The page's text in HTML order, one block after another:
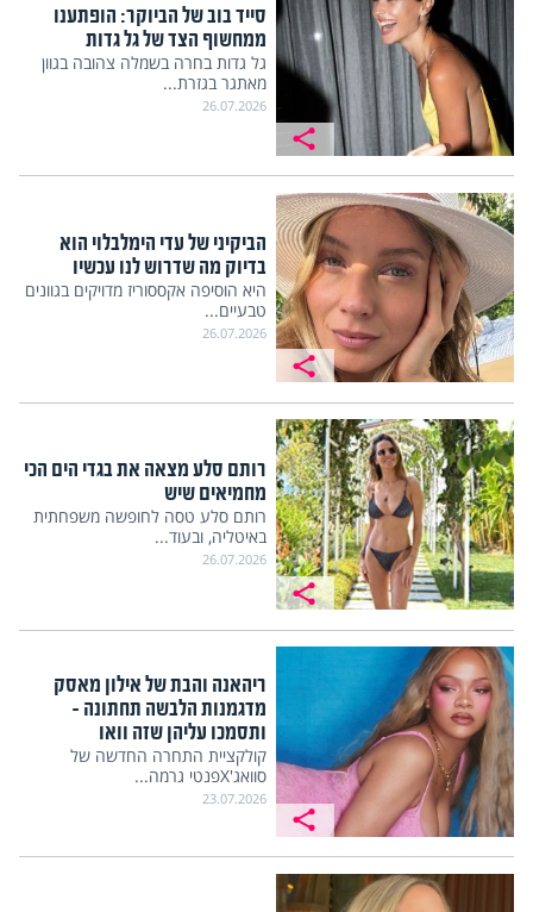
סייד בוב של הביוקר: הופתענו
ממחשוף הצד של גל גדות
גל גדות בחרה בשמלה צהובה בגוון
מאתגר בגזרת...
26.07.2026
הביקיני של עדי הימלבלוי הוא
בדיוק מה שדרוש לנו עכשיו
היא הוסיפה אקססוריז מדויקים בגוונים
טבעיים...
26.07.2026
רותם סלע מצאה את בגדי הים הכי
מחמיאים שיש
רותם סלע טסה לחופשה משפחתית
באיטליה, ובעוד...
26.07.2026
ריהאנה והבת של אילון מאסק
מדגמנות הלבשה תחתונה –
ותסמכו עליהן שזה וואו
קולקציית התחרה החדשה של
סוואג'Xפנטי גרמה...
23.07.2026